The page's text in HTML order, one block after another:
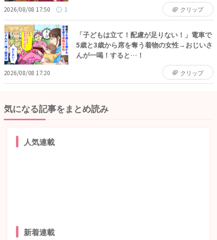
2026/08/08 17:50 1 クリップ
ママトピ
「子どもは立て！配慮が足りない！」電車で
5歳と3歳から席を奪う着物の女性→おじいさ
んが一喝！すると…！
2026/08/08 17:20 クリップ
気になる記事をまとめ読み
人気連載
新着連載